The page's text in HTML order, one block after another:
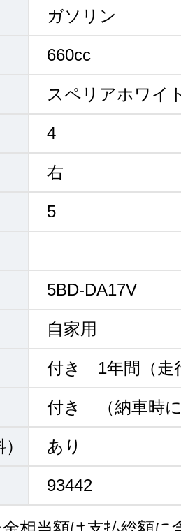
ガソリン
660cc
スペリアホワイ
4
右
5
5BD-DA17V
自家用
付き 1年間（走
付き （納車時
あり
93442